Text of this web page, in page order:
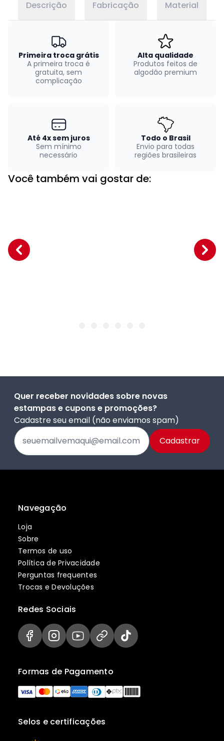
Descrição Fabricação Material
Primeira troca grátis
A primeira troca é
gratuita, sem
complicação
Alta qualidade
Produtos feitos de
algodão premium
Até 4x sem juros
Sem mínimo
necessário
Todo o Brasil
Envio para todas
regiões brasileiras
Você também vai gostar de:
Quer receber novidades sobre novas
estampas e cupons e promoções?
Cadastre seu email (não enviamos spam)
Navegação
Loja
Sobre
Termos de uso
Política de Privacidade
Perguntas frequentes
Trocas e Devoluções
Selos e certificações
Formas de Pagamento
Redes Sociais